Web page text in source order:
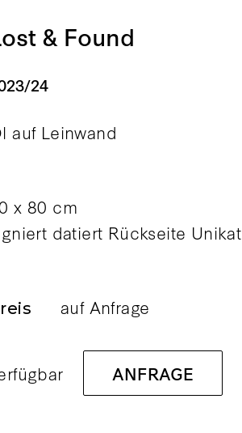
& Found
24
auf Leinwand
x 80 cm
datiert Rückseite Unikat
auf Anfrage
ANFRAGE